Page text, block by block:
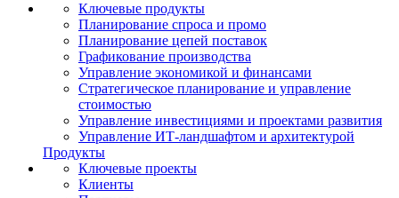
Ключевые продукты
Планирование спроса и промо
Планирование цепей поставок
Графикование производства
Управление экономикой и финансами
Стратегическое планирование и управление
стоимостью
Управление инвестициями и проектами развития
Управление ИТ-ландшафтом и архитектурой
Продукты
Ключевые проекты
Клиенты